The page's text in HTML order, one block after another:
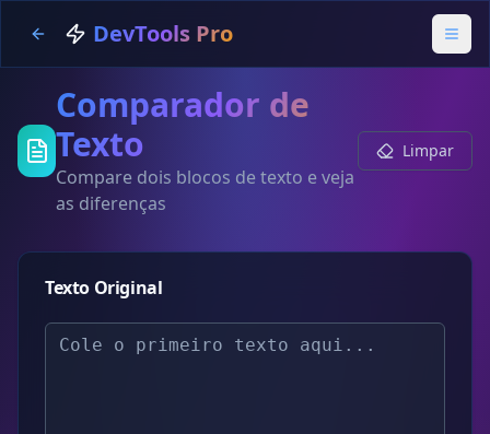
DevTools Pro
Comparador de
Texto
Compare dois blocos de texto e veja
as diferenças
Limpar
Texto Original